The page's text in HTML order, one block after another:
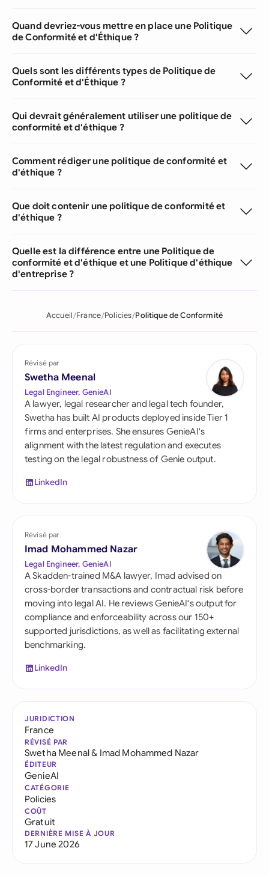
Quand devriez-vous mettre en place une Politique
de Conformité et d'Éthique ?
Quels sont les différents types de Politique de
Conformité et d'Éthique ?
Qui devrait généralement utiliser une politique de
conformité et d'éthique ?
Comment rédiger une politique de conformité et
d'éthique ?
Que doit contenir une politique de conformité et
d'éthique ?
Quelle est la différence entre une Politique de
conformité et d'éthique et une Politique d'éthique
d'entreprise ?
Accueil France Policies Politique de Conformité
Révisé par
Swetha Meenal
Legal Engineer, GenieAI
A lawyer, legal researcher and legal tech founder,
Swetha has built AI products deployed inside Tier 1
firms and enterprises. She ensures GenieAI's
alignment with the latest regulation and executes
testing on the legal robustness of Genie output.
LinkedIn
Révisé par
Imad Mohammed Nazar
Legal Engineer, GenieAI
A Skadden-trained M&A lawyer, Imad advised on
cross-border transactions and contractual risk before
moving into legal AI. He reviews GenieAI's output for
compliance and enforceability across our 150+
supported jurisdictions, as well as facilitating external
benchmarking.
LinkedIn
JURIDICTION
France
RÉVISÉ PAR
Swetha Meenal& Imad Mohammed Nazar
ÉDITEUR
GenieAI
CATÉGORIE
Policies
COÛT
Gratuit
DERNIÈRE MISE À JOUR
17 June 2026